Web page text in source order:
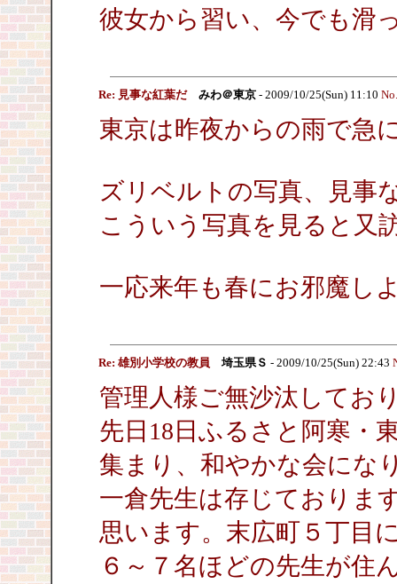
彼女から習い、今でも滑
Re: 見事な紅葉だ みわ＠東京- 2009/10/25(Sun) 11:10
東京は昨夜からの雨で急
ズリベルトの写真、見事
こういう写真を見ると又
一応来年も春にお邪魔し
Re: 雄別小学校の教員 埼玉県Ｓ - 2009/10/25(Sun) 22:43
管理人様ご無沙汰してお
先日18日ふるさと阿寒・
集まり、和やかな会にな
一倉先生は存じておりま
思います。末広町５丁目
６～７名ほどの先生が住